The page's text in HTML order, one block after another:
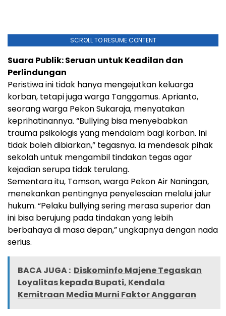
SCROLL TO RESUME CONTENT
Suara Publik: Seruan untuk Keadilan dan
Perlindungan
Peristiwa ini tidak hanya mengejutkan keluarga
korban, tetapi juga warga Tanggamus. Aprianto,
seorang warga Pekon Sukaraja, menyatakan
keprihatinannya. “Bullying bisa menyebabkan
trauma psikologis yang mendalam bagi korban. Ini
tidak boleh dibiarkan,” tegasnya. Ia mendesak pihak
sekolah untuk mengambil tindakan tegas agar
kejadian serupa tidak terulang.
Sementara itu, Tomson, warga Pekon Air Naningan,
menekankan pentingnya penyelesaian melalui jalur
hukum. “Pelaku bullying sering merasa superior dan
ini bisa berujung pada tindakan yang lebih
berbahaya di masa depan,” ungkapnya dengan nada
serius.
BACA JUGA : Diskominfo Majene Tegaskan
Loyalitas kepada Bupati, Kendala
Kemitraan Media Murni Faktor Anggaran